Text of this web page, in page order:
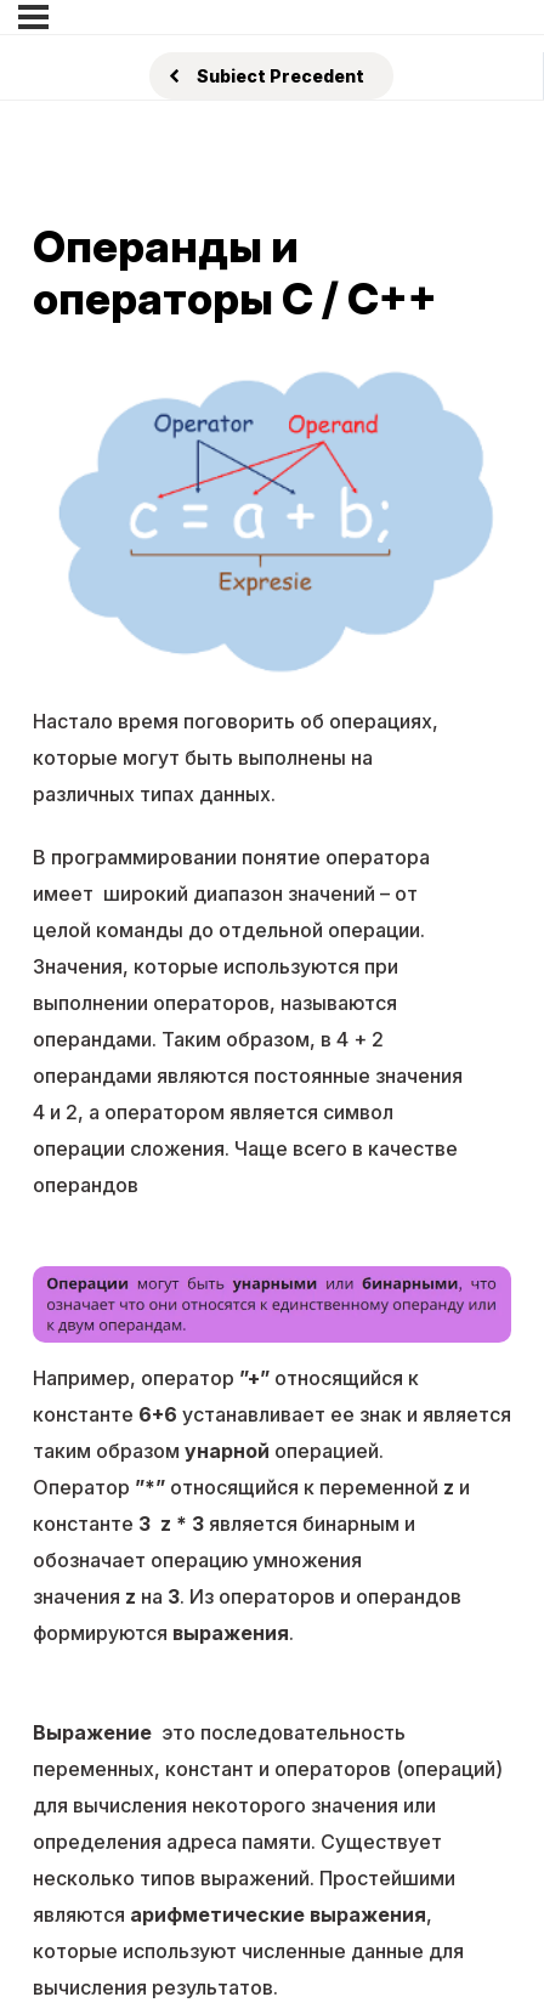
Subiect Precedent
Операнды и
операторы C / C++
Настало время поговорить об операциях,
которые могут быть выполнены на
различных типах данных.
В программировании понятие оператора
имеет широкий диапазон значений – от
целой команды до отдельной операции.
Значения, которые используются при
выполнении операторов, называются
операндами. Таким образом, в 4 + 2
операндами являются постоянные значения
4 и 2, а оператором является символ
операции сложения. Чаще всего в качестве
операндов
Например, оператор ”+” относящийся к
константе 6+6 устанавливает ее знак и является
таким образом унарной операцией.
Оператор ”*” относящийся к переменной z и
константе 3 z * 3 является бинарным и
обозначает операцию умножения
значения z на 3. Из операторов и операндов
формируются выражения.
Выражение это последовательность
переменных, констант и операторов (операций)
для вычисления некоторого значения или
определения адреса памяти. Существует
несколько типов выражений. Простейшими
являются арифметические выражения,
которые используют численные данные для
вычисления результатов.